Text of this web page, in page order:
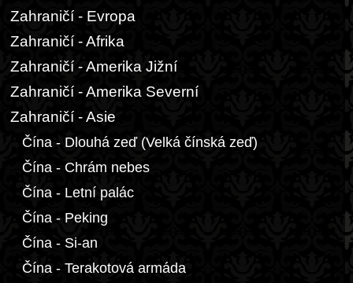
Zahraničí - Evropa
Zahraničí - Afrika
Zahraničí - Amerika Jižní
Zahraničí - Amerika Severní
Zahraničí - Asie
Čína - Dlouhá zeď (Velká čínská zeď)
Čína - Chrám nebes
Čína - Letní palác
Čína - Peking
Čína - Si-an
Čína - Terakotová armáda